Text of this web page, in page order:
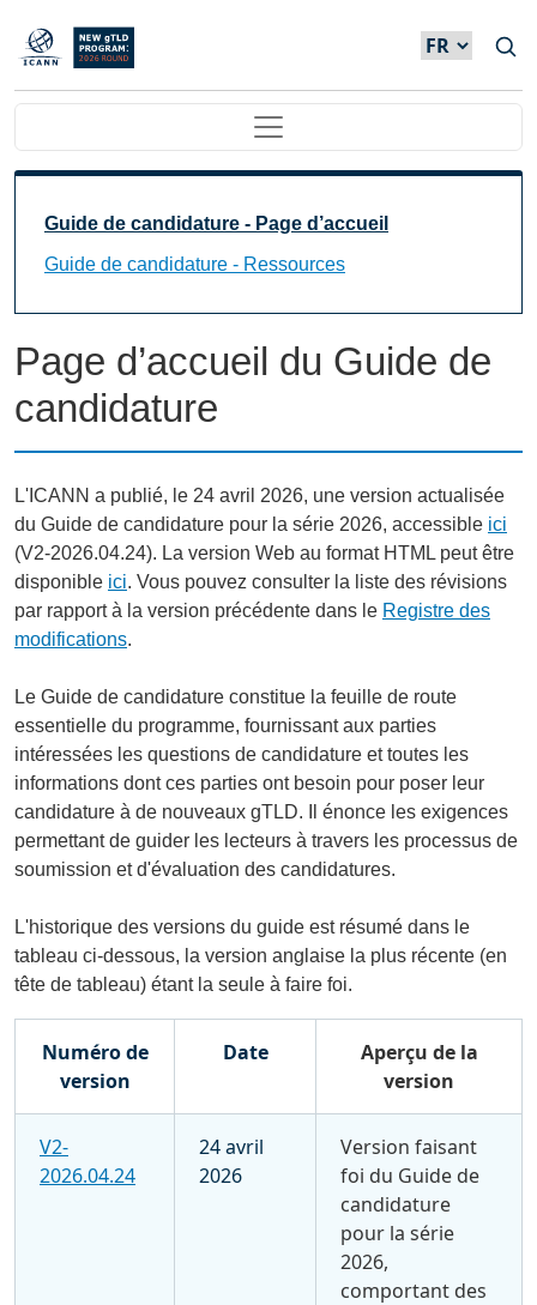
Skip to main content
Main navigation
Page d’accueil du Guide de
candidature
L'ICANN a publié, le 24 avril 2026, une version actualisée
du Guide de candidature pour la série 2026, accessible ici
(V2-2026.04.24). La version Web au format HTML peut être
disponible ici. Vous pouvez consulter la liste des révisions
par rapport à la version précédente dans le Registre des
modifications.
Le Guide de candidature constitue la feuille de route
essentielle du programme, fournissant aux parties
intéressées les questions de candidature et toutes les
informations dont ces parties ont besoin pour poser leur
candidature à de nouveaux gTLD. Il énonce les exigences
permettant de guider les lecteurs à travers les processus de
soumission et d'évaluation des candidatures.
L'historique des versions du guide est résumé dans le
tableau ci-dessous, la version anglaise la plus récente (en
tête de tableau) étant la seule à faire foi.
Numéro de
version
Date
Aperçu de la
version
V2-
2026.04.24
24 avril
2026
Version faisant
foi du Guide de
candidature
pour la série
2026,
comportant des
Guide de candidature - Page d’accueil
Guide de candidature - Ressources